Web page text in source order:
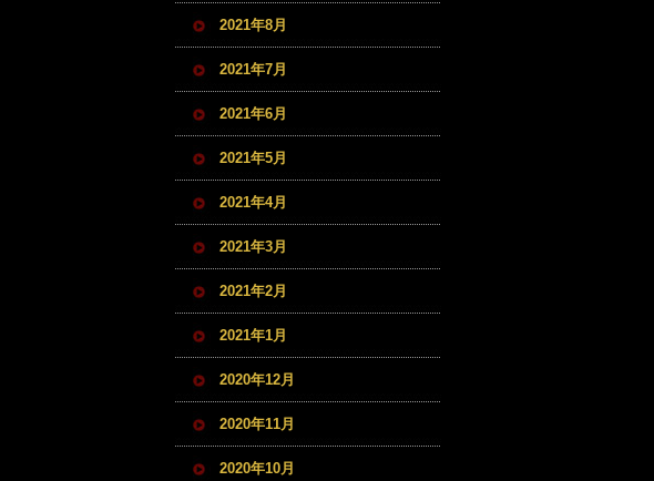
2021年8月
2021年7月
2021年6月
2021年5月
2021年4月
2021年3月
2021年2月
2021年1月
2020年12月
2020年11月
2020年10月